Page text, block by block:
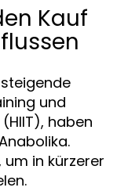
Kauf
und
haben
in kürzerer